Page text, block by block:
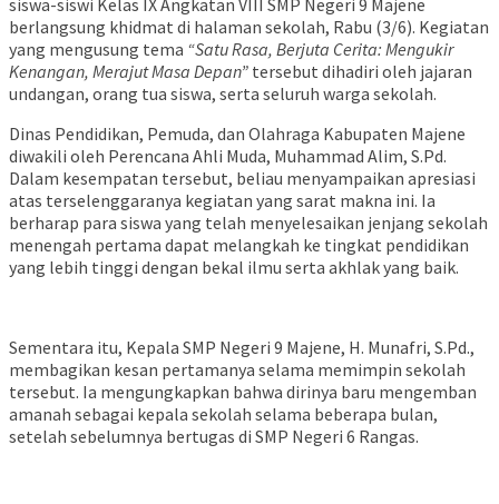
siswa-siswi Kelas IX Angkatan VIII SMP Negeri 9 Majene
berlangsung khidmat di halaman sekolah, Rabu (3/6). Kegiatan
yang mengusung tema “Satu Rasa, Berjuta Cerita: Mengukir
Kenangan, Merajut Masa Depan” tersebut dihadiri oleh jajaran
undangan, orang tua siswa, serta seluruh warga sekolah.
​Dinas Pendidikan, Pemuda, dan Olahraga Kabupaten Majene
diwakili oleh Perencana Ahli Muda, Muhammad Alim, S.Pd.
Dalam kesempatan tersebut, beliau menyampaikan apresiasi
atas terselenggaranya kegiatan yang sarat makna ini. Ia
berharap para siswa yang telah menyelesaikan jenjang sekolah
menengah pertama dapat melangkah ke tingkat pendidikan
yang lebih tinggi dengan bekal ilmu serta akhlak yang baik.
​Sementara itu, Kepala SMP Negeri 9 Majene, H. Munafri, S.Pd.,
membagikan kesan pertamanya selama memimpin sekolah
tersebut. Ia mengungkapkan bahwa dirinya baru mengemban
amanah sebagai kepala sekolah selama beberapa bulan,
setelah sebelumnya bertugas di SMP Negeri 6 Rangas.